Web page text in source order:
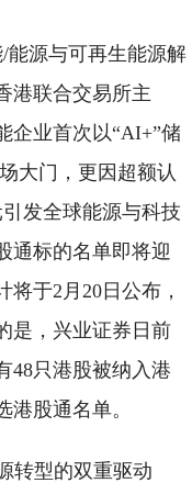
能源与可再生能源解
港联合交易所主
企业首次以“AI+”储
大门，更因超额认
发全球能源与科技
通标的名单即将迎
于2月20日公布，
是，兴业证券日前
48只港股被纳入港
股通名单。
转型的双重驱动